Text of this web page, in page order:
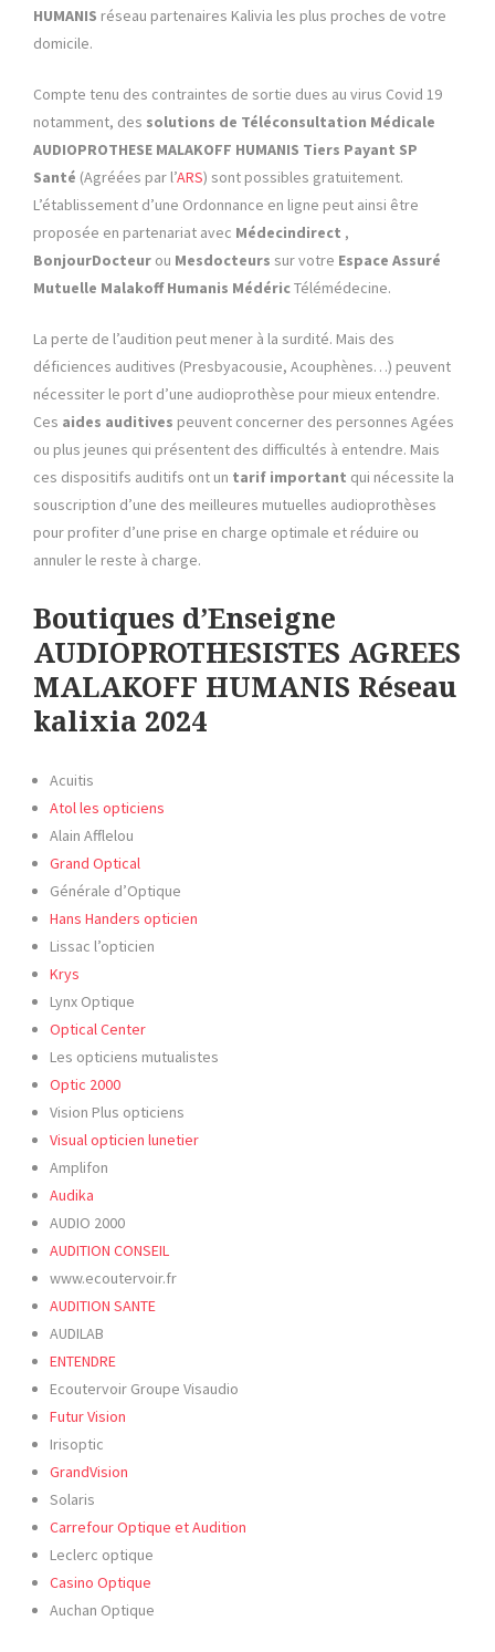
HUMANIS réseau partenaires Kalivia les plus proches de votre
domicile.
Compte tenu des contraintes de sortie dues au virus Covid 19
notamment, des solutions de Téléconsultation Médicale
AUDIOPROTHESE MALAKOFF HUMANIS Tiers Payant SP
Santé (Agréées par l’ARS) sont possibles gratuitement.
L’établissement d’une Ordonnance en ligne peut ainsi être
proposée en partenariat avec Médecindirect ,
BonjourDocteur ou Mesdocteurs sur votre Espace Assuré
Mutuelle Malakoff Humanis MédéricTélémédecine.
La perte de l’audition peut mener à la surdité. Mais des
déficiences auditives (Presbyacousie, Acouphènes…) peuvent
nécessiter le port d’une audioprothèse pour mieux entendre.
Ces aides auditives peuvent concerner des personnes Agées
ou plus jeunes qui présentent des difficultés à entendre. Mais
ces dispositifs auditifs ont un tarif important qui nécessite la
souscription d’une des meilleures mutuelles audioprothèses
pour profiter d’une prise en charge optimale et réduire ou
annuler le reste à charge.
Boutiques d’Enseigne
AUDIOPROTHESISTES AGREES
MALAKOFF HUMANIS Réseau
kalixia 2024
Acuitis
Atol les opticiens
Alain Afflelou
Grand Optical
Générale d’Optique
Hans Handers opticien
Lissac l’opticien
Krys
Lynx Optique
Optical Center
Les opticiens mutualistes
Optic 2000
Vision Plus opticiens
Visual opticien lunetier
Amplifon
Audika
AUDIO 2000
AUDITION CONSEIL
www.ecoutervoir.fr
AUDITION SANTE
AUDILAB
ENTENDRE
Ecoutervoir Groupe Visaudio
Futur Vision
Irisoptic
GrandVision
Solaris
Carrefour Optique et Audition
Leclerc optique
Casino Optique
Auchan Optique